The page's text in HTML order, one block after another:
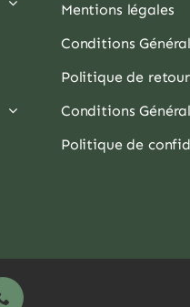
Mentions légales
Conditions
Politique de
Conditions
Politique de